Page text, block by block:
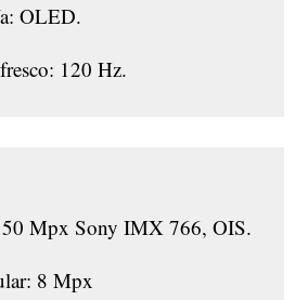
OLED.
120 Hz.
Mpx Sony IMX 766, OIS.
8 Mpx